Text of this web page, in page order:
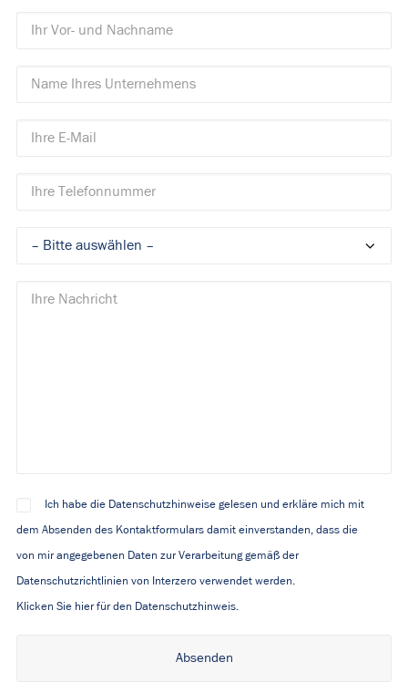
Ich habe die Datenschutzhinweise gelesen und erkläre mich mit
dem Absenden des Kontaktformulars damit einverstanden, dass die
von mir angegebenen Daten zur Verarbeitung gemäß der
Datenschutzrichtlinien von Interzero verwendet werden.
Klicken Sie hier für den Datenschutzhinweis.